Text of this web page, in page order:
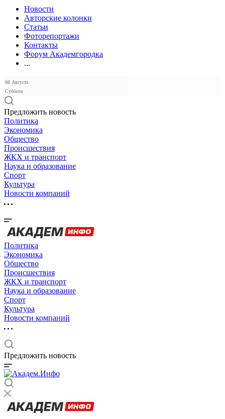
Новости
Авторские колонки
Статьи
Фоторепортажи
Контакты
Форум Академгородка
...
08 Августа
Суббота
Предложить новость
Политика
Экономика
Общество
Происшествия
ЖКХ и транспорт
Наука и образование
Спорт
Культура
Новости компаний
Политика
Экономика
Общество
Происшествия
ЖКХ и транспорт
Наука и образование
Спорт
Культура
Новости компаний
Предложить новость